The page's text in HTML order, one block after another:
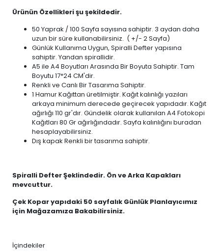
Ürünün Özellikleri şu şekildedir.
50 Yaprak / 100 Sayfa sayısına sahiptir. 3 aydan daha
uzun bir süre kullanabilirsiniz. ( +/- 2 Sayfa)
Günlük Kullanıma Uygun, Spiralli Defter yapısına
sahiptir. Yandan spirallidir.
A5 ile A4 Boyutları Arasında Bir Boyuta Sahiptir. Tam
Boyutu 17*24 CM'dir.
Renkli ve Canlı Bir Tasarıma Sahiptir.
1 Hamur Kağıttan üretilmiştir. Kağıt kalınlığı yazıları
arkaya minimum derecede geçirecek yapıdadır. Kağıt
ağırlığı 110 gr'dır. Gündelik olarak kullanılan A4 Fotokopi
Kağıtları 80 Gr ağırlığındadır. Sayfa kalınlığını buradan
hesaplayabilirsiniz.
Dış kapak Renkli bir tasarıma sahiptir.
Spiralli Defter Şeklindedir. Ön ve Arka Kapakları
mevcuttur.
Çek Kopar yapıdaki 50 sayfalık Günlük Planlayıcımız
için Mağazamıza Bakabilirsiniz.
İçindekiler